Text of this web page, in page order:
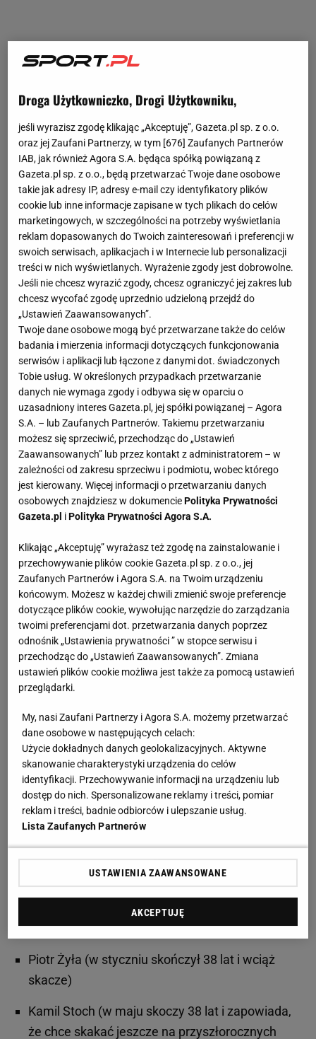
Zobacz wideoByliśmy na koncercie byłego rywala
Małysza w Trondheim. Tak dziś wygląda
skoków Filip Górecki. Z przedstawionych przez niego
wyliczeń jasno wynika, że więcej skokowych
dinozaurów w historii Pucharu Świata w skokach
narciarskich zaprezentowała tylko Japonia.
Japończyka, który skakał w Pucharze Świata po 35.
urodzinach. Był nim Akira Higashi, który urodził się w
roku 1972, a ostatni raz w elicie wystartował w 2010
roku, miesiąc po swych 38. urodzinach.
Polacy absolutnie nie powinni być jak Japończycy
Polacy mogą wkrótce zrównać się z Japończykami
w tej statystyce. Po swoich 35. urodzinach w PŚ
Stefan Hula (skończył karierę jako 37-latek)
Piotr Żyła (w styczniu skończył 38 lat i wciąż
skacze)
Kamil Stoch (w maju skoczy 38 lat i zapowiada,
że chce skakać jeszcze na przyszłorocznych
Droga Użytkowniczko, Drogi Użytkowniku,
jeśli wyrazisz zgodę klikając „Akceptuję”, Gazeta.pl sp. z o.o.
oraz jej Zaufani Partnerzy, w tym [676] Zaufanych Partnerów
IAB, jak również Agora S.A. będąca spółką powiązaną z
Gazeta.pl sp. z o.o., będą przetwarzać Twoje dane osobowe
takie jak adresy IP, adresy e-mail czy identyfikatory plików
cookie lub inne informacje zapisane w tych plikach do celów
marketingowych, w szczególności na potrzeby wyświetlania
reklam dopasowanych do Twoich zainteresowań i preferencji w
swoich serwisach, aplikacjach i w Internecie lub personalizacji
treści w nich wyświetlanych. Wyrażenie zgody jest dobrowolne.
Jeśli nie chcesz wyrazić zgody, chcesz ograniczyć jej zakres lub
chcesz wycofać zgodę uprzednio udzieloną przejdź do
„Ustawień Zaawansowanych”.
Twoje dane osobowe mogą być przetwarzane także do celów
badania i mierzenia informacji dotyczących funkcjonowania
serwisów i aplikacji lub łączone z danymi dot. świadczonych
Tobie usług. W określonych przypadkach przetwarzanie
danych nie wymaga zgody i odbywa się w oparciu o
uzasadniony interes Gazeta.pl, jej spółki powiązanej – Agora
S.A. – lub Zaufanych Partnerów. Takiemu przetwarzaniu
możesz się sprzeciwić, przechodząc do „Ustawień
Zaawansowanych” lub przez kontakt z administratorem – w
zależności od zakresu sprzeciwu i podmiotu, wobec którego
jest kierowany. Więcej informacji o przetwarzaniu danych
osobowych znajdziesz w dokumenciePolityka Prywatności
Gazeta.pl iPolityka Prywatności Agora S.A.
Klikając „Akceptuję” wyrażasz też zgodę na zainstalowanie i
przechowywanie plików cookie Gazeta.pl sp. z o.o., jej
Zaufanych Partnerów i Agora S.A. na Twoim urządzeniu
końcowym. Możesz w każdej chwili zmienić swoje preferencje
dotyczące plików cookie, wywołując narzędzie do zarządzania
twoimi preferencjami dot. przetwarzania danych poprzez
odnośnik „Ustawienia prywatności ” w stopce serwisu i
przechodząc do „Ustawień Zaawansowanych”. Zmiana
ustawień plików cookie możliwa jest także za pomocą ustawień
przeglądarki.
My, nasi Zaufani Partnerzy i Agora S.A. możemy przetwarzać
dane osobowe w następujących celach:
Użycie dokładnych danych geolokalizacyjnych. Aktywne
skanowanie charakterystyki urządzenia do celów
identyfikacji. Przechowywanie informacji na urządzeniu lub
dostęp do nich. Spersonalizowane reklamy i treści, pomiar
reklam i treści, badnie odbiorców i ulepszanie usług.
Lista Zaufanych Partnerów
USTAWIENIA ZAAWANSOWANE
AKCEPTUJĘ